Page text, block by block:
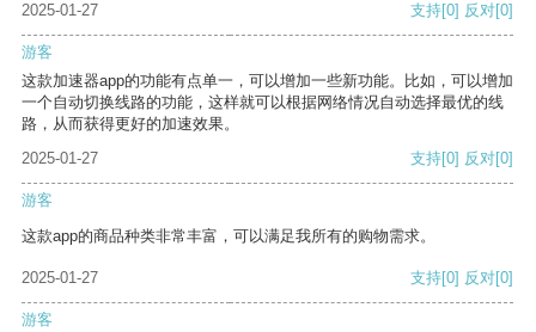
2025-01-27
支持[0] 反对[0]
游客
这款加速器app的功能有点单一，可以增加一些新功能。比如，可以增加
一个自动切换线路的功能，这样就可以根据网络情况自动选择最优的线
路，从而获得更好的加速效果。
2025-01-27
支持[0] 反对[0]
游客
这款app的商品种类非常丰富，可以满足我所有的购物需求。
2025-01-27 支持[0] 反对[0]
游客